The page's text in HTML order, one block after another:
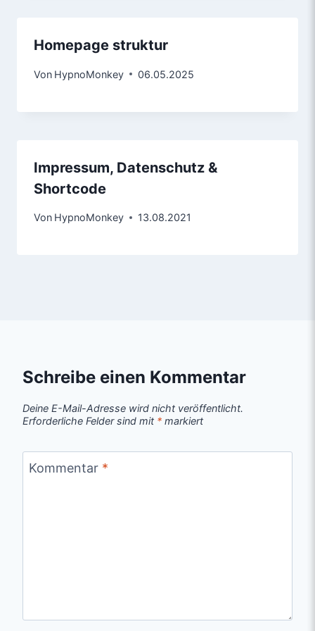
Homepage struktur
Von HypnoMonkey 06.05.2025
Impressum, Datenschutz &
Shortcode
Von HypnoMonkey 13.08.2021
Schreibe einen Kommentar
Deine E-Mail-Adresse wird nicht veröffentlicht.
Erforderliche Felder sind mit * markiert
Kommentar *